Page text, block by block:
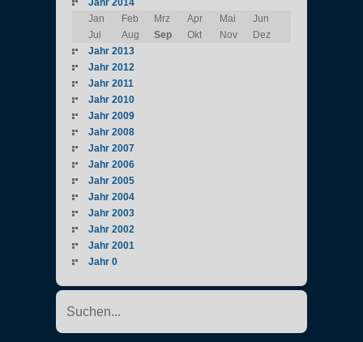
Jahr 2014
Jan
Feb Mrz Apr Mai
Jun
Jul
Aug Sep Okt Nov
Dez
Jahr 2013
Jahr 2012
Jahr 2011
Jahr 2010
Jahr 2009
Jahr 2008
Jahr 2007
Jahr 2006
Jahr 2005
Jahr 2004
Jahr 2003
Jahr 2002
Jahr 2001
Jahr 0